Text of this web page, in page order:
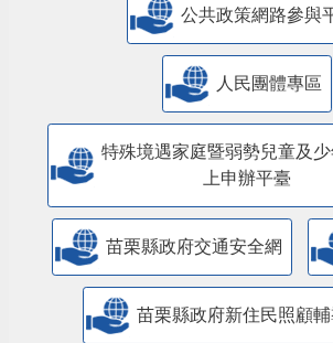
公共政策網路參與
人民團體專區
特殊境遇家庭暨弱勢兒童及
上申辦平臺
苗栗縣政府交通安全網
苗栗縣政府新住民照顧